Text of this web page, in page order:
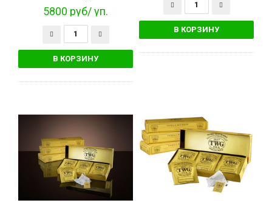
5800 руб/ уп.